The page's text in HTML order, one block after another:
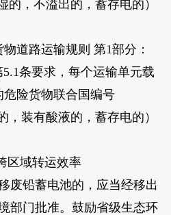
的，不溢出的，蓄存电的）
路运输规则 第1部分：
条要求，每个运输单元载
危险货物联合国编号
，装有酸液的，蓄存电的）
域转运效率
铅蓄电池的，应当经移出
部门批准。鼓励省级生态环